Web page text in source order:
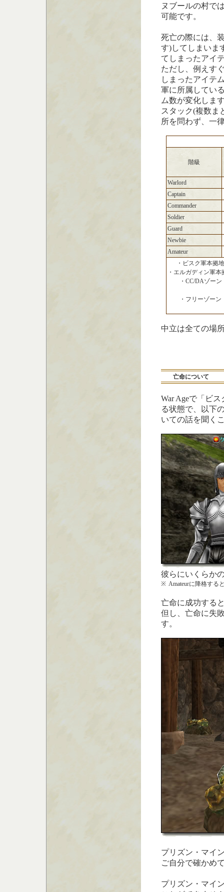
ヌブールの村で
可能です。
死亡の際には、
す)してしまいま
てしまったアイ
ただし、例えす
しまったアイテ
軍に所属してい
ム数が変化しま
スタック(複数ま
所を問わず、一
階級
Warlord
Captain
Commander
Soldier
Guard
Newbie
Amateur
・ビスク軍本拠地
・エルガディン軍本
・CC/DAゾーン
・フリーゾーン
中立は全ての場
亡命について
War Ageで「ビ
る状態で、以下
いての話を聞く
彼らにいくらか
※ Amateurに降格する
亡命に成功する
但し、亡命に失
す。
プリズン・マイ
ご自分で確かめ
プリズン・マイ